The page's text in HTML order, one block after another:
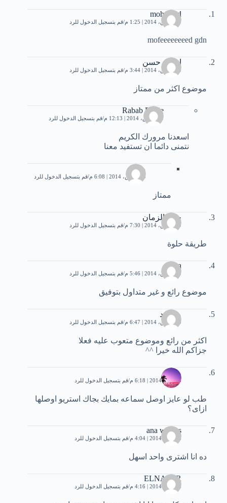
mohamed
29 مارس، 2014 | 1:25 م قم بتسجيل الدخول للرد
mofeeeeeeeed gdn
اسلام حسن
29 مارس، 2014 | 3:44 م قم بتسجيل الدخول للرد
موضوع اكثر من ممتاز
Rabab Rabie
30 مارس، 2014 | 12:13 م قم بتسجيل الدخول للرد
اسعدنا مرورك الكريم
نتمنى دائما ان تستفيد معنا
محمد
30 مارس، 2014 | 6:08 م قم بتسجيل الدخول للرد
ممتاز
جرح الزمان
29 مارس، 2014 | 7:30 م قم بتسجيل الدخول للرد
طريقة حلوة
santa
30 مارس، 2014 | 5:46 م قم بتسجيل الدخول للرد
موضوع رائع و غير متداول بتوفيق
محمود
30 مارس، 2014 | 6:47 م قم بتسجيل الدخول للرد
اكثر من رائع وموضوع متعوب عليه فعلا
جزاكم الله خيرا ^^
محمد
5 أبريل، 2014 | 6:18 م قم بتسجيل الدخول للرد
طب لو عايز اوصل سماعه بمايك بجاك استريو اوصلها
ازاى؟
ana w bass
6 أبريل، 2014 | 4:04 م قم بتسجيل الدخول للرد
ده انا اشترى واحد اسهل
ELNASER
6 أبريل، 2014 | 4:16 م قم بتسجيل الدخول للرد